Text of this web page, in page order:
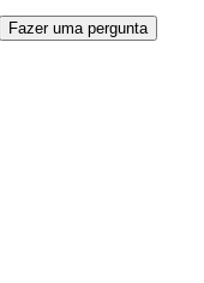
Fazer uma pergunta